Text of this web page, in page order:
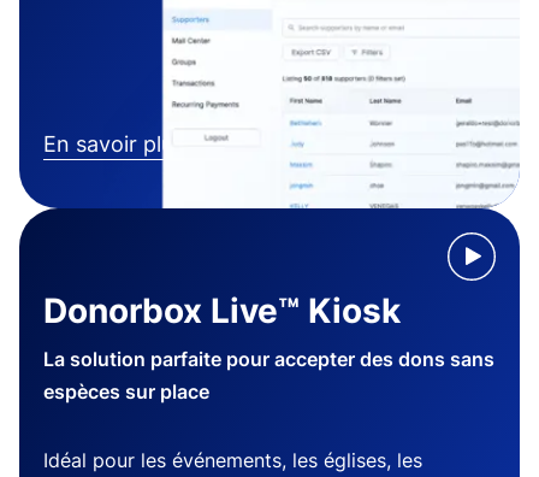
En savoir plus
Donorbox Live™ Kiosk
La solution parfaite pour accepter des dons sans
espèces sur place
Idéal pour les événements, les églises, les